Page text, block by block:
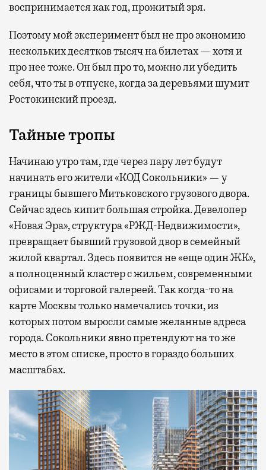
воспринимается как год, прожитый зря.
Поэтому мой эксперимент был не про экономию
нескольких десятков тысяч на билетах — хотя и
про нее тоже. Он был про то, можно ли убедить
себя, что ты в отпуске, когда за деревьями шумит
Ростокинский проезд.
Тайные тропы
Начинаю утро там, где через пару лет будут
начинать его жители «КОД Сокольники» — у
границы бывшего Митьковского грузового двора.
Сейчас здесь кипит большая стройка. Девелопер
«Новая Эра», структура «РЖД-Недвижимости»,
превращает бывший грузовой двор в семейный
жилой квартал. Здесь появится не «еще один ЖК»,
а полноценный кластер с жильем, современными
офисами и торговой галереей. Так когда-то на
карте Москвы только намечались точки, из
которых потом выросли самые желанные адреса
города. Сокольники явно претендуют на то же
место в этом списке, просто в гораздо больших
масштабах.